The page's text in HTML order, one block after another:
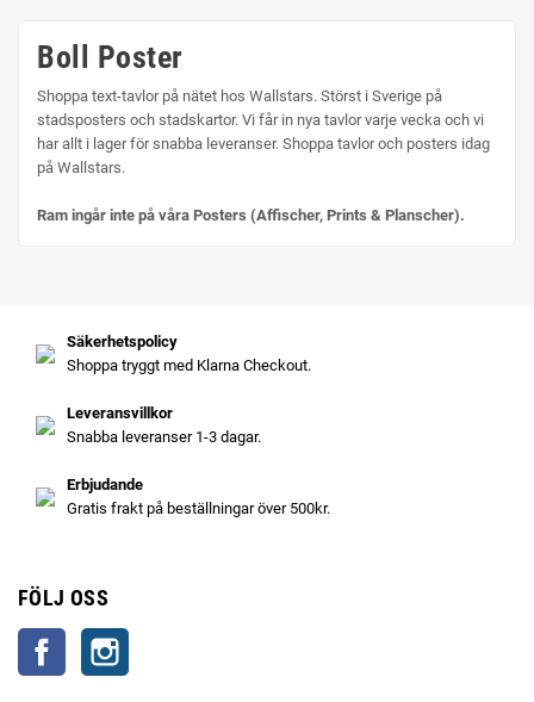
Boll Poster
Shoppa text-tavlor på nätet hos Wallstars. Störst i Sverige på
stadsposters och stadskartor. Vi får in nya tavlor varje vecka och vi
har allt i lager för snabba leveranser. Shoppa tavlor och posters idag
på Wallstars.
Ram ingår inte på våra Posters (Affischer, Prints & Planscher).
Säkerhetspolicy
Shoppa tryggt med Klarna Checkout.
Leveransvillkor
Snabba leveranser 1-3 dagar.
Erbjudande
Gratis frakt på beställningar över 500kr.
FÖLJ OSS
Facebook